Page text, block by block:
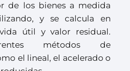
de los bienes a medida
y se calcula en
útil y valor residual.
métodos de
el lineal, el acelerado o